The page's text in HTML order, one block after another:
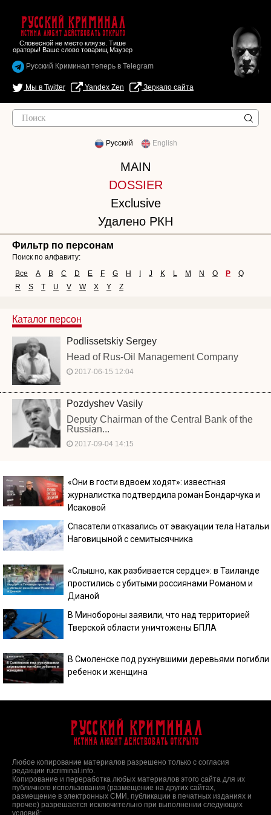
Русский Криминал
Истина любит действовать открыто
Словесной не место кляузе. Тише
ораторы! Ваше слово товарищ Маузер
Русский Криминал теперь в Telegram
Мы в Twitter Yandex Zen Зеркало сайта
Русский English
MAIN
DOSSIER
Exclusive
Удалено РКН
Фильтр по персонам
Поиск по алфавиту:
Все
A B C D E F G H J K L M N O P
Q
R
S T U V W X Y Z
Каталог персон
Podlissetskiy Sergey
Head of Rus-Oil Management Company
2017-06-15 12:04
Pozdyshev Vasily
Deputy Chairman of the Central Bank of the
Russian...
2017-09-04 14:15
«Они в гости вдвоем ходят»: известная
журналистка подтвердила роман Бондарчука и
Исаковой
Спасатели отказались от эвакуации тела Натальи
Наговицыной с семитысячника
«Слышно, как разбивается сердце»: в Таиланде
простились с убитыми россиянами Романом и
Дианой
В Минобороны заявили, что над территорией
Тверской области уничтожены БПЛА
В Смоленске под рухнувшими деревьями погибли
ребенок и женщина
Русский Криминал
Истина любит действовать открыто
Любое копирование материалов разрешено только с согласия
редакции rucriminal.info.
Копирование и переработка любых материалов этого сайта для их
публичного использования (размещение на других сайтах,
размещение в электронных СМИ, публикации в печатных изданиях и
прочее) разрешается исключительно при выполнении следующих
условий: